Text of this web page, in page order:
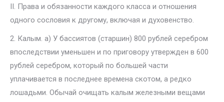
II. Права и обязанности каждого класса и отношения
одного сословия к другому, включая и духовенство.
2. Калым. а) У бассиятов (старшин) 800 рублей серебром
впоследствии уменьшен и по приговору утвержден в 600
рублей серебром, который по большей части
уплачивается в последнее времена скотом, а редко
лошадьми. Обычай очищать калым железными вещами